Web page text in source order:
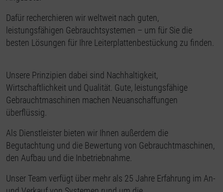
Dafür recherchieren wir weltweit nach guten,
leistungsfähigen Gebrauchtsystemen – um für Sie die
besten Lösungen für Ihre Leiterplattenbestückung zu finden.
Unsere Prinzipien dabei sind Nachhaltigkeit,
Wirtschaftlichkeit und Qualität. Gute, leistungsfähige
Gebrauchtmaschinen machen Neuanschaffungen
überflüssig.
Als Dienstleister bieten wir Ihnen außerdem die
Begutachtung und die Bewertung von Gebrauchtmaschinen,
den Aufbau und die Inbetriebnahme.
Unser Team verfügt über mehr als 25 Jahre Erfahrung im An-